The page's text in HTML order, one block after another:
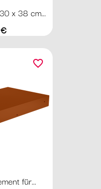
x 38 cm...
für...
favorite_border